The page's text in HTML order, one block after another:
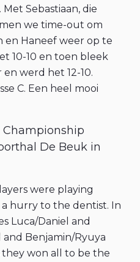
Sebastiaan, die
we time-out om
en Haneef weer op te
10-10 en toen bleek
werd het 12-10.
C. Een heel mooi
Championship
De Beuk in
were playing
hurry to the dentist. In
Luca/Daniel and
Benjamin/Ryuya
they won all to be the